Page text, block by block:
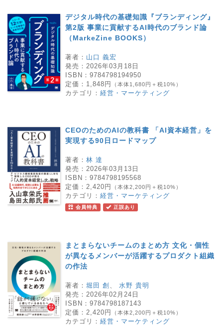
デジタル時代の基礎知識『ブランディング』
第2版 事業に貢献するAI時代のブランド論
（MarkeZine BOOKS）
著者： 山口 義宏
発売： 2026年03月18日
ISBN： 9784798194950
定価： 1,848円 （本体1,680円＋税10%）
カテゴリ： 経営・マーケティング
CEOのためのAIの教科書 「AI資本経営」を
実現する90日ロードマップ
著者： 林 達
発売： 2026年03月13日
ISBN： 9784798195568
定価： 2,420円 （本体2,200円＋税10%）
カテゴリ： 経営・マーケティング
会員特典 正誤あり
まとまらないチームのまとめ方 文化・個性
が異なるメンバーが活躍するプロダクト組織
の作法
著者： 堀田 創
水野 貴明
発売： 2026年02月24日
ISBN： 9784798187143
定価： 2,420円 （本体2,200円＋税10%）
カテゴリ： 経営・マーケティング